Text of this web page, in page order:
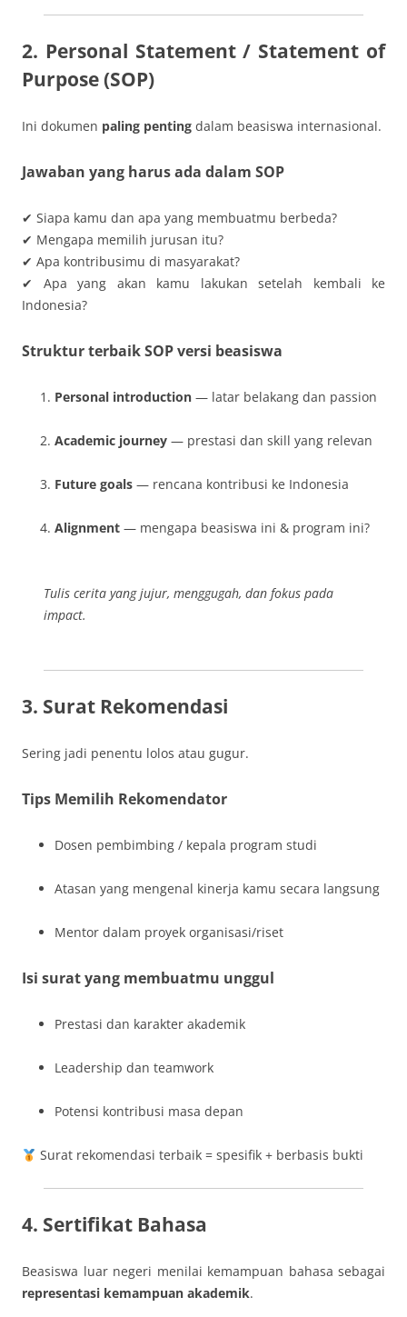
2. Personal Statement / Statement of
Purpose (SOP)
Ini dokumen paling penting dalam beasiswa internasional.
Jawaban yang harus ada dalam SOP
✔ Siapa kamu dan apa yang membuatmu berbeda?
✔ Mengapa memilih jurusan itu?
✔ Apa kontribusimu di masyarakat?
✔ Apa yang akan kamu lakukan setelah kembali ke
Indonesia?
Struktur terbaik SOP versi beasiswa
Personal introduction — latar belakang dan passion
Academic journey — prestasi dan skill yang relevan
Future goals — rencana kontribusi ke Indonesia
Alignment — mengapa beasiswa ini & program ini?
Tulis cerita yang jujur, menggugah, dan fokus pada
impact.
3. Surat Rekomendasi
Sering jadi penentu lolos atau gugur.
Tips Memilih Rekomendator
Dosen pembimbing / kepala program studi
Atasan yang mengenal kinerja kamu secara langsung
Mentor dalam proyek organisasi/riset
Isi surat yang membuatmu unggul
Prestasi dan karakter akademik
Leadership dan teamwork
Potensi kontribusi masa depan
Surat rekomendasi terbaik = spesifik + berbasis bukti
4. Sertifikat Bahasa
Beasiswa luar negeri menilai kemampuan bahasa sebagai
representasi kemampuan akademik.